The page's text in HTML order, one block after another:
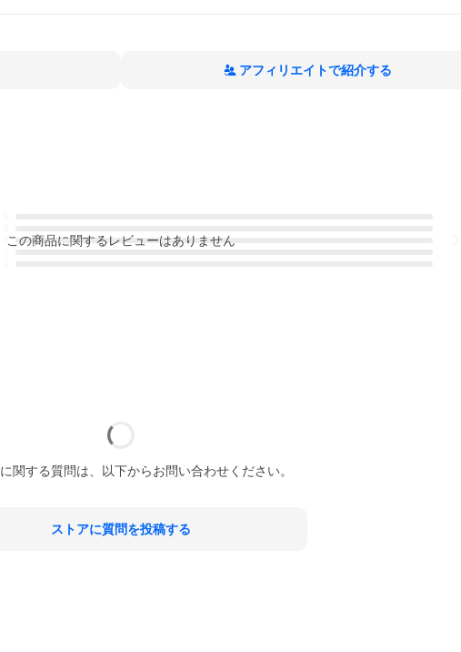
アフィリエイトで紹介する
この商品に関するレビューはありません
に関する質問は、以下からお問い合わせください。
ストアに質問を投稿する